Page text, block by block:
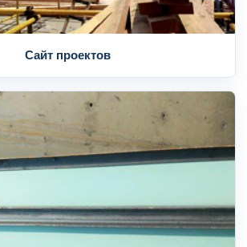
Сайт проектов